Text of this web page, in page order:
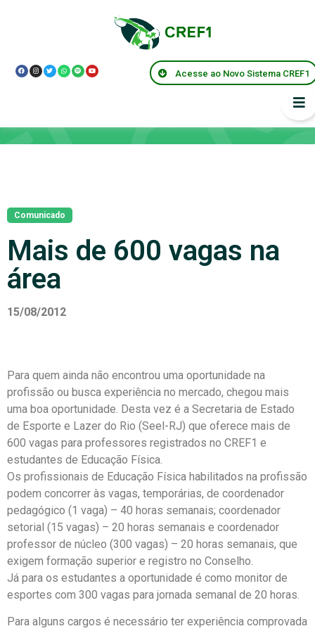
Acesse ao Novo Sistema CREF1
Comunicado
Mais de 600 vagas na
área
15/08/2012
Para quem ainda não encontrou uma oportunidade na
profissão ou busca experiência no mercado, chegou mais
uma boa oportunidade. Desta vez é a Secretaria de Estado
de Esporte e Lazer do Rio (Seel-RJ) que oferece mais de
600 vagas para professores registrados no CREF1 e
estudantes de Educação Física.
Os profissionais de Educação Física habilitados na profissão
podem concorrer às vagas, temporárias, de coordenador
pedagógico (1 vaga) – 40 horas semanais; coordenador
setorial (15 vagas) – 20 horas semanais e coordenador
professor de núcleo (300 vagas) – 20 horas semanais, que
exigem formação superior e registro no Conselho.
Já para os estudantes a oportunidade é como monitor de
esportes com 300 vagas para jornada semanal de 20 horas.
Para alguns cargos é necessário ter experiência comprovada